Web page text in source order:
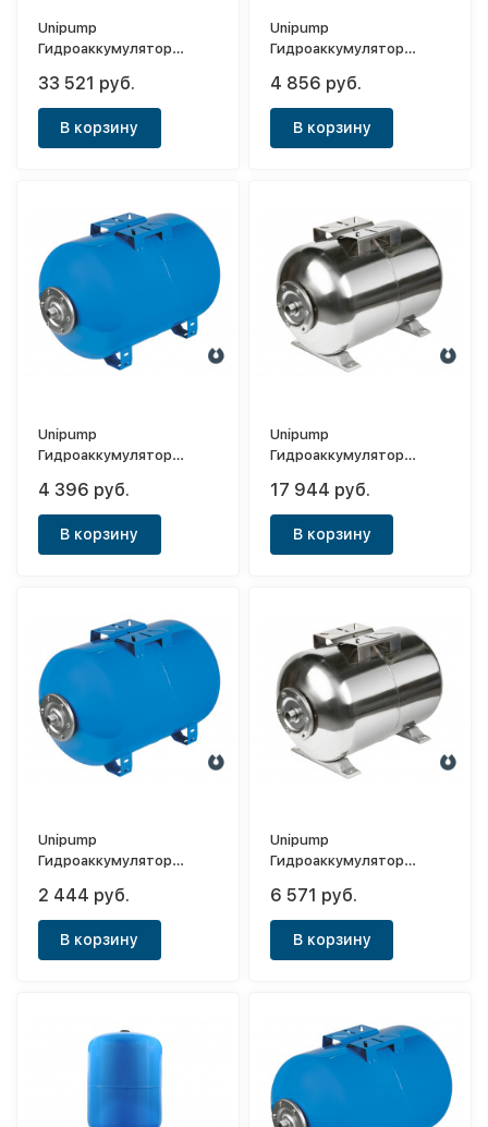
Unipump
Гидроаккумулятор
(мембрана EPDM и
манометром)
33 521 руб.
В корзину
Unipump
Гидроаккумулятор
(мембрана EPDM и
фланцем.нерж.)
4 856 руб.
В корзину
Unipump
Гидроаккумулятор
(мембрана EPDM)
4 396 руб.
В корзину
Unipump
Гидроаккумулятор
(мембрана EPDM,нерж.)
17 944 руб.
В корзину
Unipump
Гидроаккумулятор
(мембрана EPDM)
2 444 руб.
В корзину
Unipump
Гидроаккумулятор
(мембрана EPDM,нерж.)
6 571 руб.
В корзину